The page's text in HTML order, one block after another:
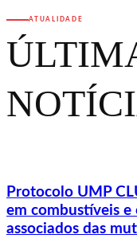
ATUALIDADE
Protocolo UMP
em combustíveis e
associados das